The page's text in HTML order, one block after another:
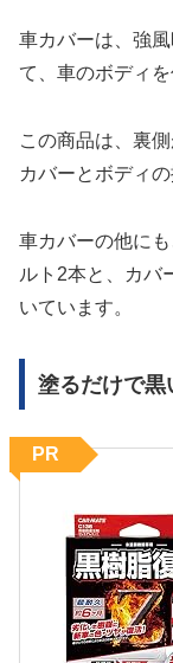
車カバーは、強
て、車のボディ
この商品は、裏
カバーとボディ
車カバーの他に
ルト2本と、カバ
いています。
塗るだけで黒
PR